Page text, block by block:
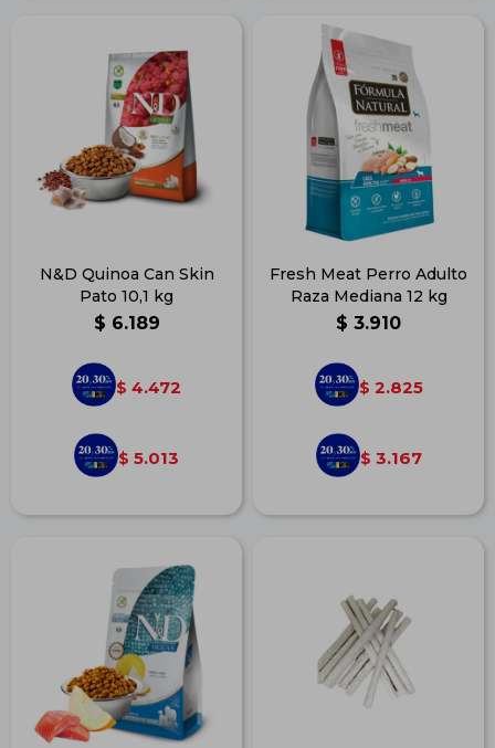
N&D Quinoa Can Skin
Pato 10,1 kg
$ 6.189
$ 4.472
$ 5.013
Fresh Meat Perro Adulto
Raza Mediana 12 kg
$ 3.910
$ 2.825
$ 3.167